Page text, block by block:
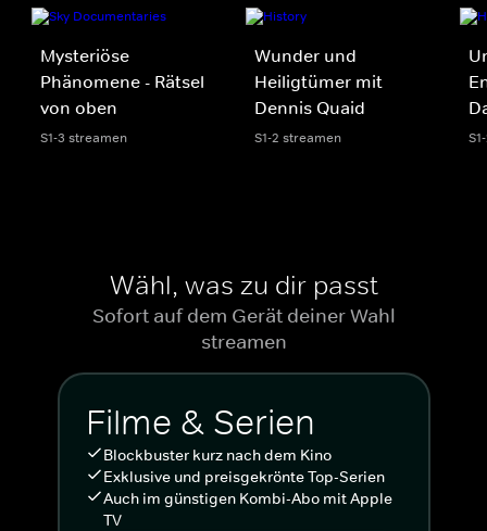
Mysteriöse
Phänomene - Rätsel
von oben
S1-3 streamen
Wunder und
Heiligtümer mit
Dennis Quaid
S1-2 streamen
Wähl, was zu dir passt
Sofort auf dem Gerät deiner Wahl
streamen
Filme & Serien
Blockbuster kurz nach dem Kino
Exklusive und preisgekrönte Top-Serien
Auch im günstigen Kombi-Abo mit Apple
TV